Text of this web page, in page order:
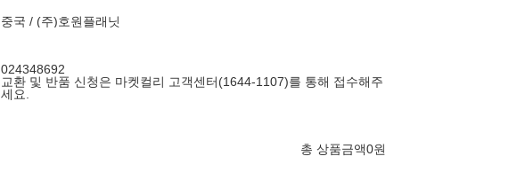
중국 / (주)호원플래닛
024348692
교환 및 반품 신청은 마켓컬리 고객센터(1644-1107)를 통해 접수해주
세요.
총 상품금액0원